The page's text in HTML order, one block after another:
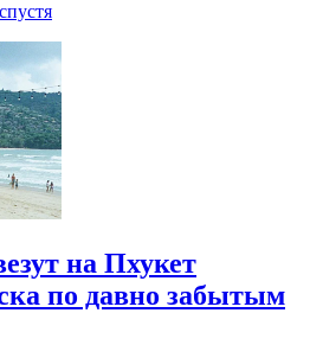
на Пхукет
по давно забытым